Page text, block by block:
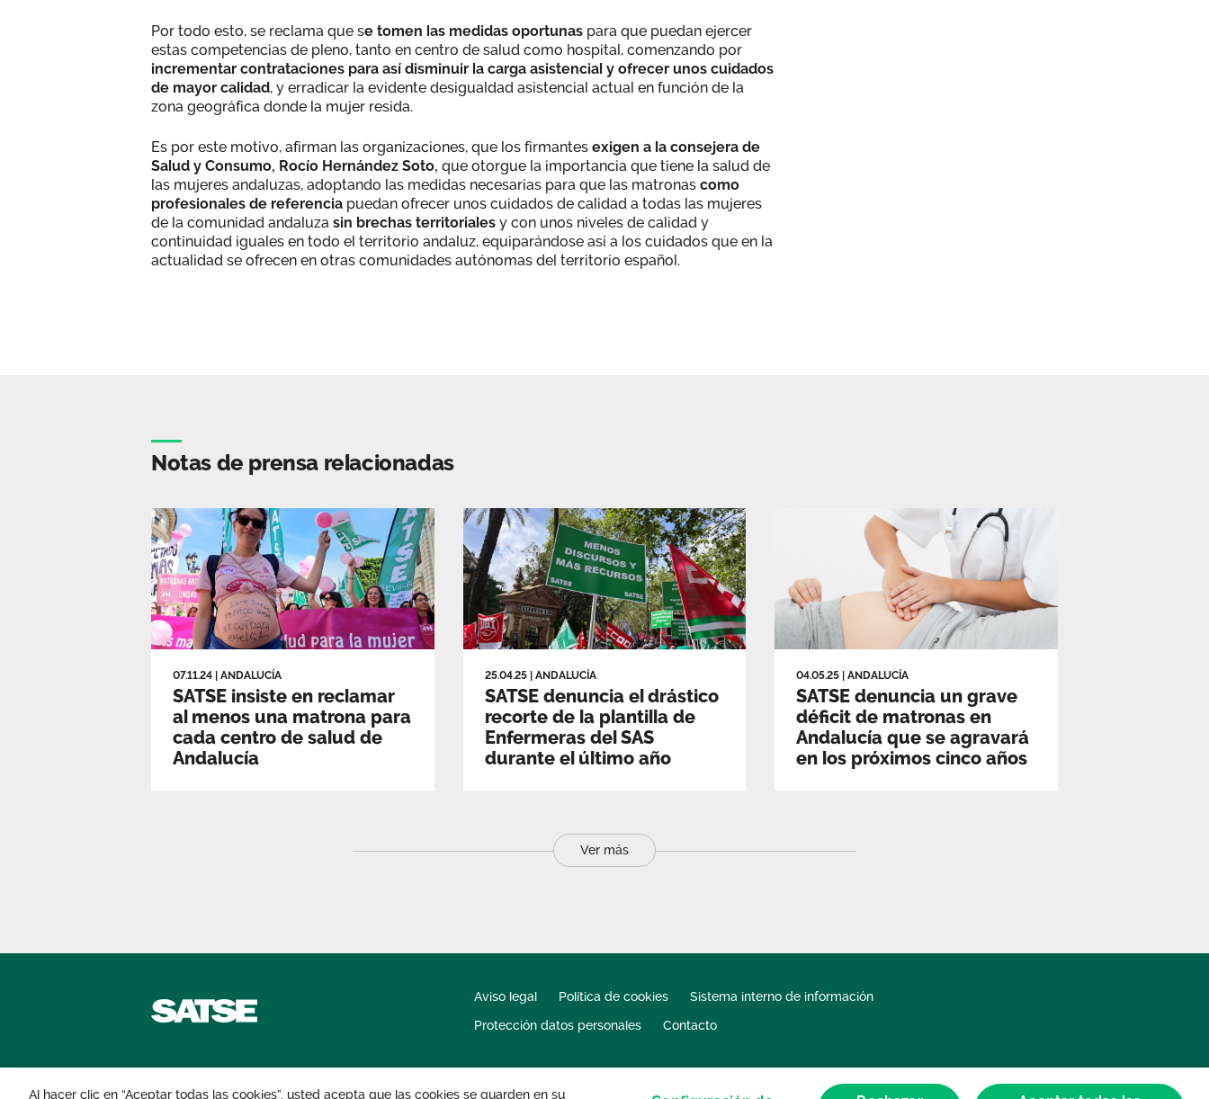
Por todo esto, se reclama que se tomen las medidas oportunas para que puedan ejercer
estas competencias de pleno, tanto en centro de salud como hospital, comenzando por
incrementar contrataciones para así disminuir la carga asistencial y ofrecer unos cuidados
de mayor calidad, y erradicar la evidente desigualdad asistencial actual en función de la
zona geográfica donde la mujer resida.
Es por este motivo, afirman las organizaciones, que los firmantes exigen a la consejera de
Salud y Consumo, Rocío Hernández Soto, que otorgue la importancia que tiene la salud de
las mujeres andaluzas, adoptando las medidas necesarias para que las matronas como
profesionales de referencia puedan ofrecer unos cuidados de calidad a todas las mujeres
de la comunidad andaluza sin brechas territoriales y con unos niveles de calidad y
continuidad iguales en todo el territorio andaluz, equiparándose así a los cuidados que en la
actualidad se ofrecen en otras comunidades autónomas del territorio español.
Notas de prensa relacionadas
07.11.24 ANDALUCÍA
SATSE insiste en reclamar
al menos una matrona para
cada centro de salud de
Andalucía
25.04.25 ANDALUCÍA
SATSE denuncia el drástico
recorte de la plantilla de
Enfermeras del SAS
durante el último año
04.05.25 |ANDALUCÍA
SATSE denuncia un grave
déficit de matronas en
Andalucía que se agravará
en los próximos cinco años
Ver más
Aviso legal Política de cookies
Sistema interno de información
Protección datos personales
Contacto
Al hacer clic en “Aceptar todas las cookies”, usted acepta que las cookies se guarden en su